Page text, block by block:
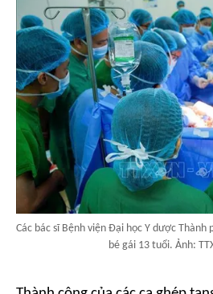
Các bác sĩ Bệnh viện Đại học Y dược
bé gái 13 tuổi. Ảnh: